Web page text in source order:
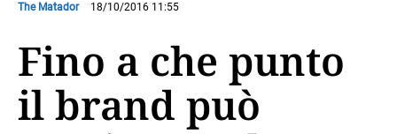
The Matador 18/10/2016 11:55
Fino a che punto
il brand può